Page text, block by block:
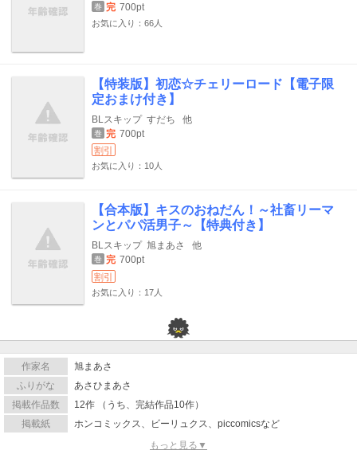
巻 完 700pt
お気に入り：66人
【特装版】初恋☆チェリーロード【電子限
定おまけ付き】
BLスキップ すだち 他
巻 完 700pt
割引
お気に入り：10人
【合本版】キスのおねだん！～社畜リーマ
ンとパパ活男子～【特典付き】
BLスキップ 旭まあさ 他
巻 完 700pt
割引
お気に入り：17人
作家名
旭まあさ
ふりがな
あさひまあさ
掲載作品数
12作 （うち、完結作品10作）
掲載紙
ホンコミックス、ビーリュクス、piccomicsなど
もっと見る▼